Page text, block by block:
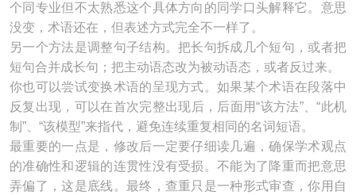
个同专业但不太熟悉这个具体方向的同学口头解释它。意思
没变，术语还在，但表述方式完全不一样了。
另一个方法是调整句子结构。把长句拆成几个短句，或者把
短句合并成长句；把主动语态改为被动语态，或者反过来。
你也可以尝试变换术语的呈现方式。如果某个术语在段落中
反复出现，可以在首次完整出现后，后面用“该方法”、“此机
制”、“该模型”来指代，避免连续重复相同的名词短语。
最重要的一点是，修改后一定要仔细读几遍，确保学术观点
的准确性和逻辑的连贯性没有受损。不能为了降重而把意思
弄偏了，这是底线。最终，查重只是一种形式审查，你用自